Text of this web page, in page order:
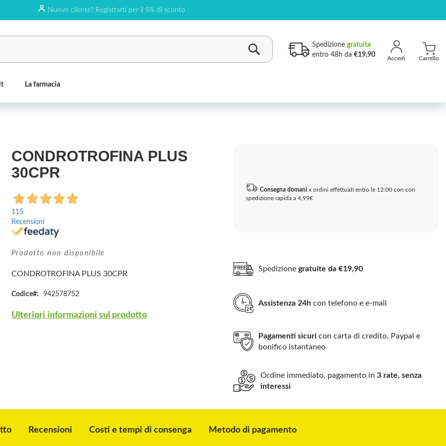
Nuovo cliente? Registrarti per il 5% di sconto
Carrello
Spedizione gratuita
entro 48h da €19,90
La farmacia
CONDROTROFINA PLUS
30CPR
115
Recensioni
Prodotto non disponibile
CONDROTROFINA PLUS 30CPR
Codice 942578752
Ulteriori informazioni sul prodotto
Consegna domani x ordini effettuati entro le 12:00 con con
spedizione rapida a 4,99€
Spedizionegratuite da €19,90
Assistenza 24h con telefono e e-mail
Pagamenti sicuri con carta di credito, Paypal e
bonifico istantaneo
Ordine immediato, pagamento in3 rate, senza
interessi
Recensioni Costi e tempi di consenga Metodo di pagamento